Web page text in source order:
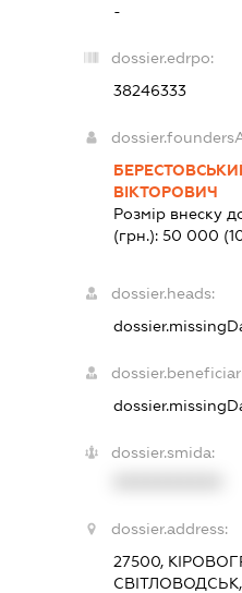
-
dossier.edrpo:
38246333
ВІКТОРОВИЧ
Розмір внеску
(грн.):50 000
dossier.heads:
dossier.smida:
dossier.address:
27500,